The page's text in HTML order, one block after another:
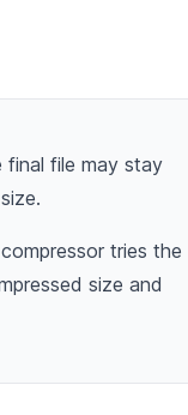
final file may stay
tries the
size and